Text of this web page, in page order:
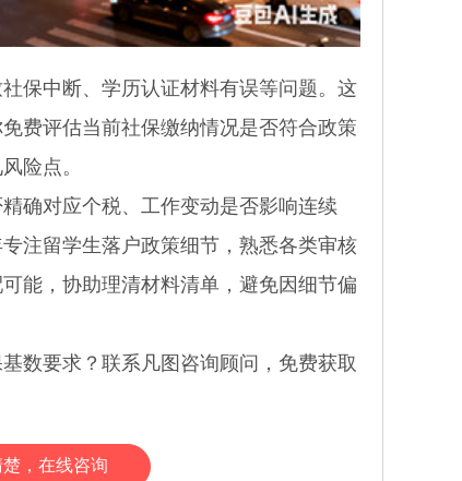
保中断、学历认证材料有误等问题。这
费评估当前社保缴纳情况是否符合政策
险点。
确对应个税、工作变动是否影响连续
注留学生落户政策细节，熟悉各类审核
能，协助理清材料清单，避免因细节偏
要求？联系凡图咨询顾问，免费获取
，在线咨询